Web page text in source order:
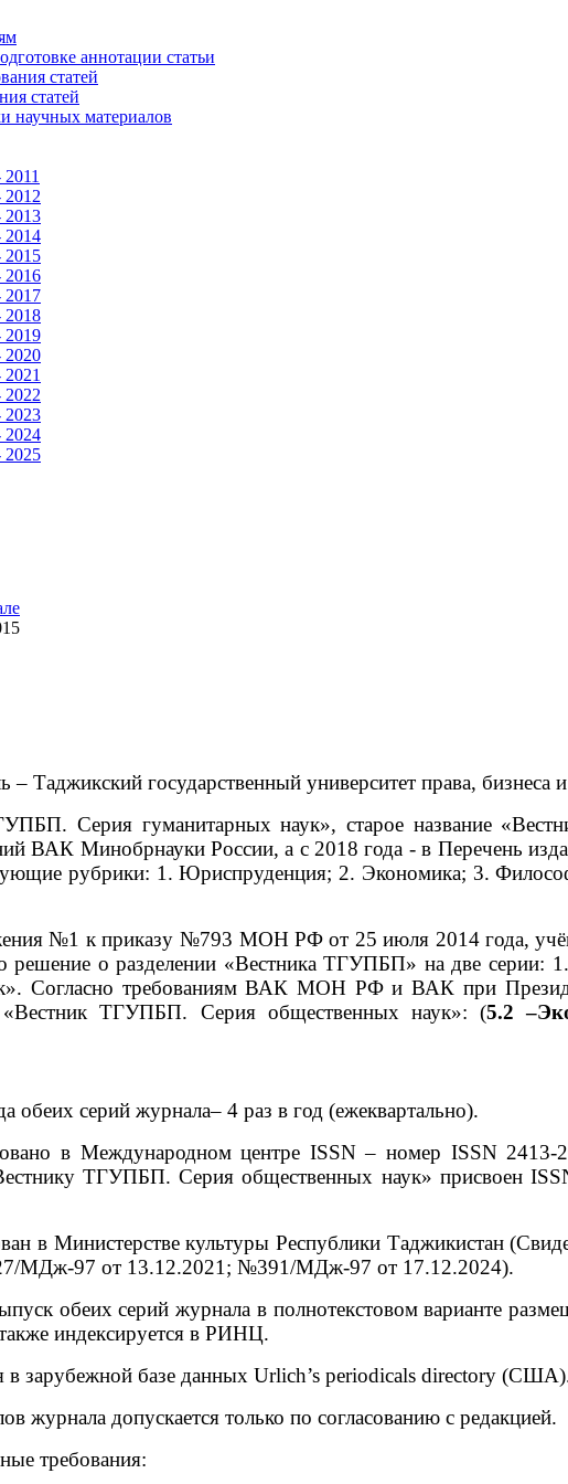
аннотации статьи
статей
статей
научных материалов
– Таджикский государственный университет права, бизнеса
Серия гуманитарных наук», старое название
ВАК Минобрнауки России, а с 2018 года - в Перечень
рубрики: 1. Юриспруденция; 2. Экономика; 3.
№1 к приказу №793 МОН РФ от 25 июля 2014 года,
решение о разделении «Вестника ТГУПБП» на две
Согласно требованиям ВАК МОН РФ и ВАК при
ТГУПБП. Серия общественных наук»: (5.2
обеих серий журнала– 4 раз в год (ежеквартально).
в Международном центре ISSN – номер ISSN
ТГУПБП. Серия общественных наук» присвоен
в Министерстве культуры Республики Таджикистан
МДж-97 от 13.12.2021; №391/МДж-97 от 17.12.2024).
обеих серий журнала в полнотекстовом варианте
индексируется в РИНЦ.
в зарубежной базе данных Urlich’s periodicals directory
журнала допускается только по согласованию с редакцией.
требования: